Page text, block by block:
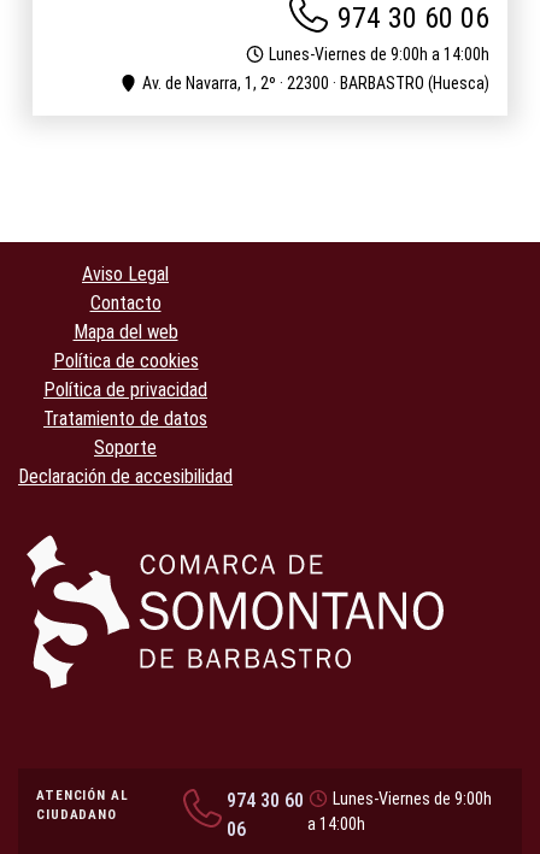
974 30 60 06
Lunes-Viernes de 9:00h a 14:00h
Av. de Navarra, 1, 2º · 22300 · BARBASTRO (Huesca)
Aviso Legal
Contacto
Mapa del web
Política de cookies
Política de privacidad
Tratamiento de datos
Soporte
Declaración de accesibilidad
ATENCIÓN AL
CIUDADANO
974 30 60
06
Lunes-Viernes de 9:00h
a 14:00h